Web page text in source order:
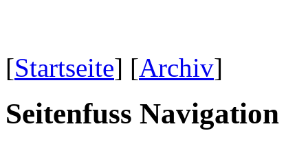
[Startseite] [Archiv]
Seitenfuss Navigation